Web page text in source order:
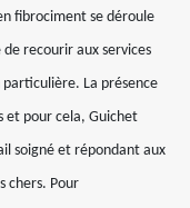
fibrociment se déroule
recourir aux services
particulière. La présence
et pour cela, Guichet
soigné et répondant aux
chers. Pour